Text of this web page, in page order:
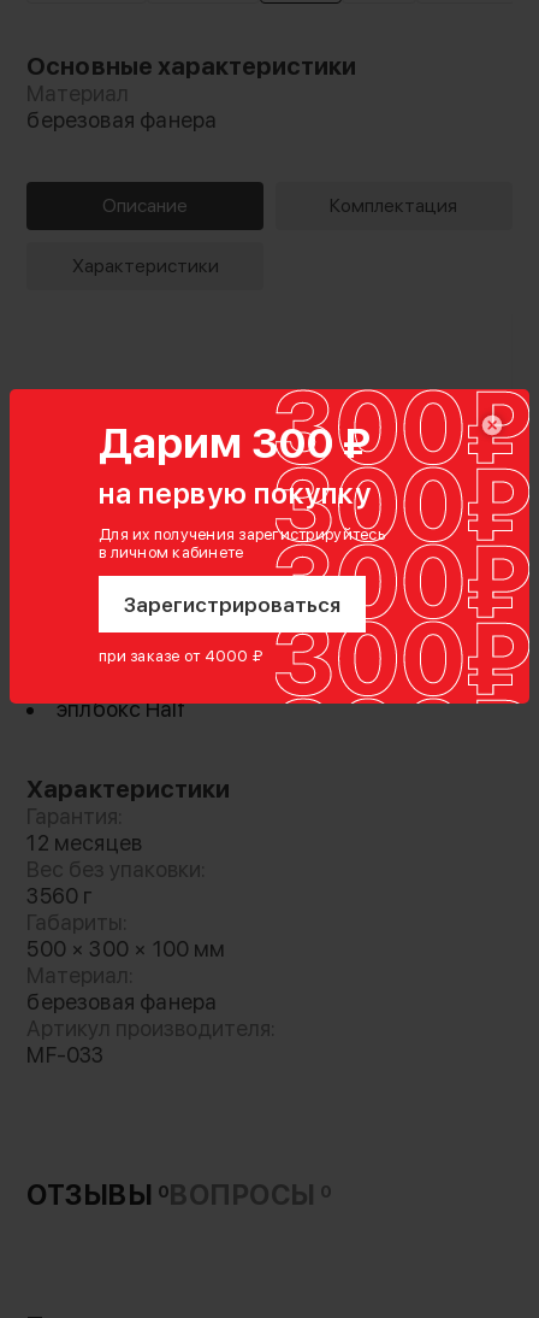
Дарим 300 ₽
на первую покупку
Для их получения зарегистрируйтесь
в личном кабинете
Зарегистрироваться
при заказе от 4000 ₽
Основные характеристики
Материал
березовая фанера
Описание Комплектация
Характеристики
подставки, используемые на площадке для
придания высоты актёрам, осветительному
оборудованию или камере. Материалом
служит берёзовая фанера класса II/II
толщиной 12 мм, а гладкая отшлифованная
поверхность безопасна для рук и реквизита.
Их ключевая особенность заключается в
сборке исключительно на клей без
применения гвоздей, штифтов или саморезов.
Каждый элемент пропитан специальным
при интенсивной эксплуатации в павильоне и
на природе
Показать полностью
эплбокс Half
Характеристики
Гарантия:
12 месяцев
Вес без упаковки:
3560 г
Габариты:
500 × 300 × 100 мм
Материал:
березовая фанера
Артикул производителя:
MF-033
ОТЗЫВЫ 0ВОПРОСЫ 0